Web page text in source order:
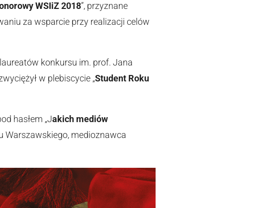
WSIiZ 2018”, przyznane
za wsparcie przy realizacji celów
konkursu im. prof. Jana
w plebiscycie „Student Roku
hasłem „Jakich mediów
Warszawskiego, medioznawca